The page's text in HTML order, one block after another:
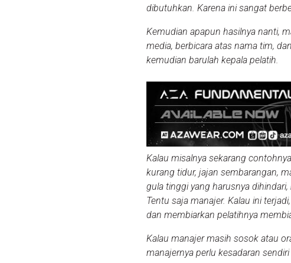
dibutuhkan. Karena ini sangat
Kemudian apapun hasilnya nanti,
media, berbicara atas nama tim,
kemudian barulah kepala pelatih.
Kalau misalnya sekarang
kurang tidur, jajan sembarangan,
gula tinggi yang harusnya
Tentu saja manajer. Kalau ini
dan membiarkan pelatihnya
Kalau manajer masih sosok atau
manajernya perlu kesadaran